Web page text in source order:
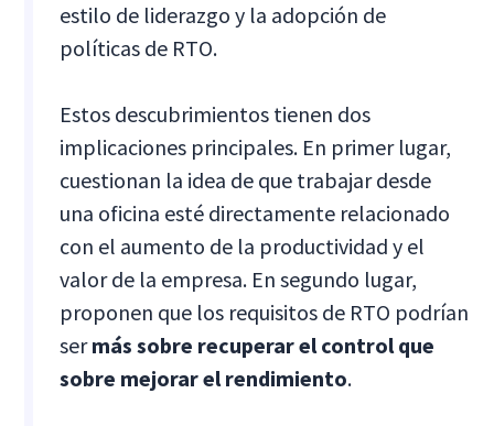
estilo de liderazgo y la adopción de
políticas de RTO.
Estos descubrimientos tienen dos
implicaciones principales. En primer lugar,
cuestionan la idea de que trabajar desde
una oficina esté directamente relacionado
con el aumento de la productividad y el
valor de la empresa. En segundo lugar,
proponen que los requisitos de RTO podrían
sermás sobre recuperar el control que
sobre mejorar el rendimiento.